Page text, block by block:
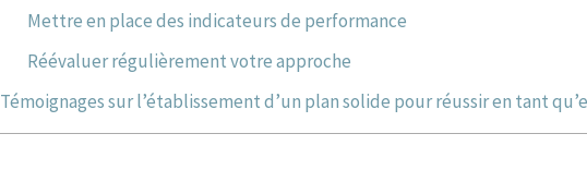
Mettre en place des indicateurs de performance
Réévaluer régulièrement votre approche
Témoignages sur l’établissement d’un plan solide pour réussir en tant